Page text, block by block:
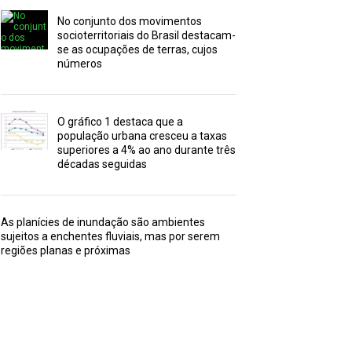
No conjunto dos movimentos
socioterritoriais do Brasil destacam-
se as ocupações de terras, cujos
números
O gráfico 1 destaca que a
população urbana cresceu a taxas
superiores a 4% ao ano durante três
décadas seguidas
As planícies de inundação são ambientes
sujeitos a enchentes fluviais, mas por serem
regiões planas e próximas